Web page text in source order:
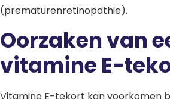
(prematurenretinopathie).
Oorzaken van
vitamine E-
Vitamine E-tekort kan voorkomen